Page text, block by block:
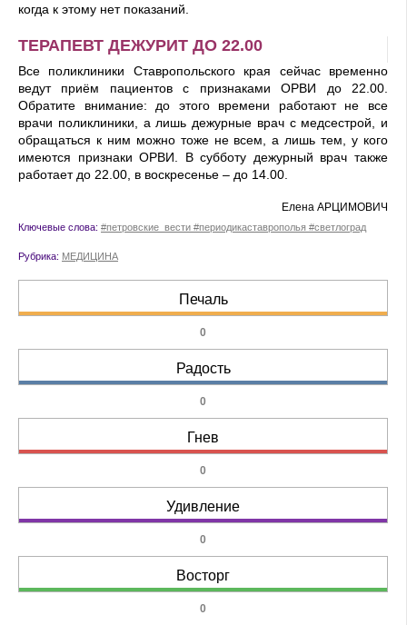
когда к этому нет пока­заний.
ТЕРАПЕВТ ДЕЖУРИТ ДО 22.00
Все поликлиники Ставропольского края сейчас временно
ведут приём пациентов с признаками ОРВИ до 22.00.
Обратите внима­ние: до этого времени работают не все
врачи поликлиники, а лишь дежурные врач с медсестрой, и
обращаться к ним можно тоже не всем, а лишь тем, у кого
имеются признаки ОРВИ. В субботу дежурный врач также
работает до 22.00, в воскресенье – до 14.00.
Елена АРЦИМОВИЧ
Ключевые слова: #петровские_вести #периодикаставрополья #светлоград
Рубрика: МЕДИЦИНА
Печаль
0
Радость
0
Гнев
0
Удивление
0
Восторг
0